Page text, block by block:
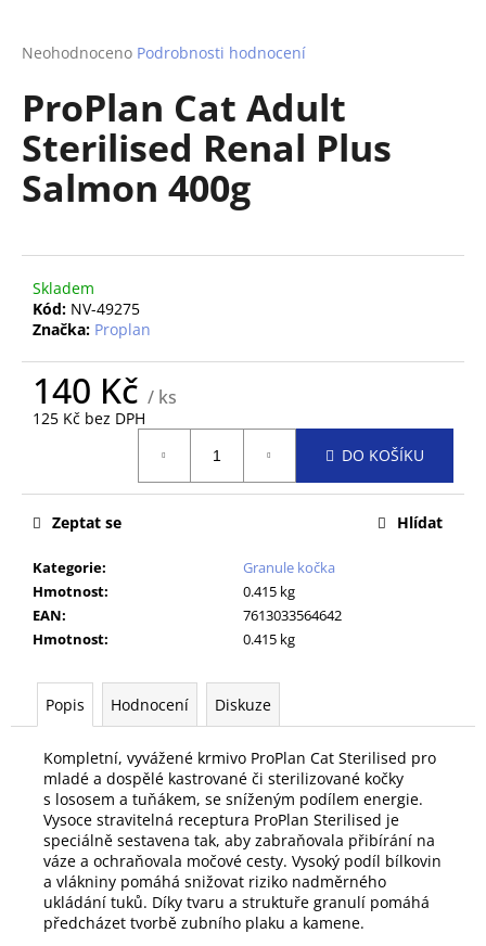
Průměrné
produktu
je
0,0
z
5
hvězdiček.
Neohodnoceno Podrobnosti hodnocení
ProPlan Cat Adult
Sterilised Renal Plus
Salmon 400g
Skladem
Kód: NV-49275
Značka: Proplan
140 Kč / ks
125 Kč bez DPH
DO KOŠÍKU
Kategorie:
Granule kočka
Hmotnost:
0.415 kg
EAN:
7613033564642
Hmotnost: 0.415 kg
Zeptat se Hlídat
Popis Hodnocení Diskuze
Kompletní, vyvážené krmivo ProPlan Cat Sterilised pro
mladé a dospělé kastrované či sterilizované kočky
s lososem a tuňákem, se sníženým podílem energie.
Vysoce stravitelná receptura ProPlan Sterilised je
speciálně sestavena tak, aby zabraňovala přibírání na
váze a ochraňovala močové cesty. Vysoký podíl bílkovin
a vlákniny pomáhá snižovat riziko nadměrného
ukládání tuků. Díky tvaru a struktuře granulí pomáhá
předcházet tvorbě zubního plaku a kamene.
j
t
?
HLEDAT
o
o
č
u
e
m
e
60X90CM
FRIEND
10KS